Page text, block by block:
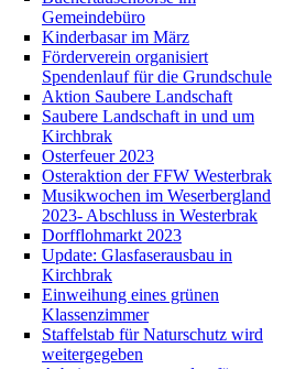
Gemeindebüro
Kinderbasar im März
Förderverein organisiert
Spendenlauf für die Grundschule
Aktion Saubere Landschaft
Saubere Landschaft in und um
Kirchbrak
Osterfeuer 2023
Osteraktion der FFW Westerbrak
Musikwochen im Weserbergland
2023- Abschluss in Westerbrak
Dorfflohmarkt 2023
Update: Glasfaserausbau in
Kirchbrak
Einweihung eines grünen
Klassenzimmer
Staffelstab für Naturschutz wird
weitergegeben